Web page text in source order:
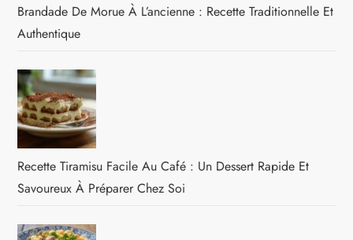
Brandade De Morue À L’ancienne : Recette Traditionnelle Et
Authentique
Recette Tiramisu Facile Au Café : Un Dessert Rapide Et
Savoureux À Préparer Chez Soi